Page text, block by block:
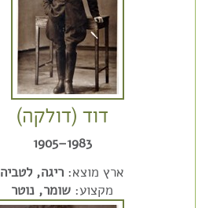
דוד (דולקה)
1983–1905
ארץ מוצא: ריגה, לטביה
מקצוע: שומר, נוטר